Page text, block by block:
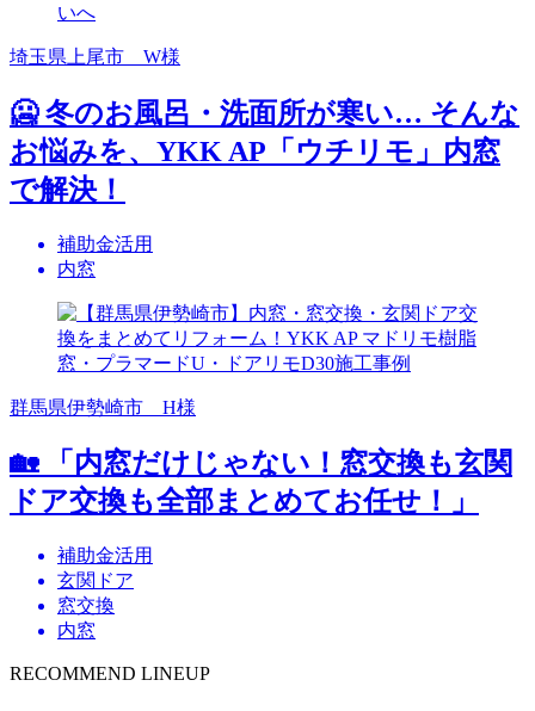
埼玉県上尾市 W様
🥶 冬のお風呂・洗面所が寒い… そんな
お悩みを、YKK AP「ウチリモ」内窓
で解決！
補助金活用
内窓
群馬県伊勢崎市 H様
🏡 「内窓だけじゃない！窓交換も玄関
ドア交換も全部まとめてお任せ！」
補助金活用
玄関ドア
窓交換
内窓
RECOMMEND LINEUP